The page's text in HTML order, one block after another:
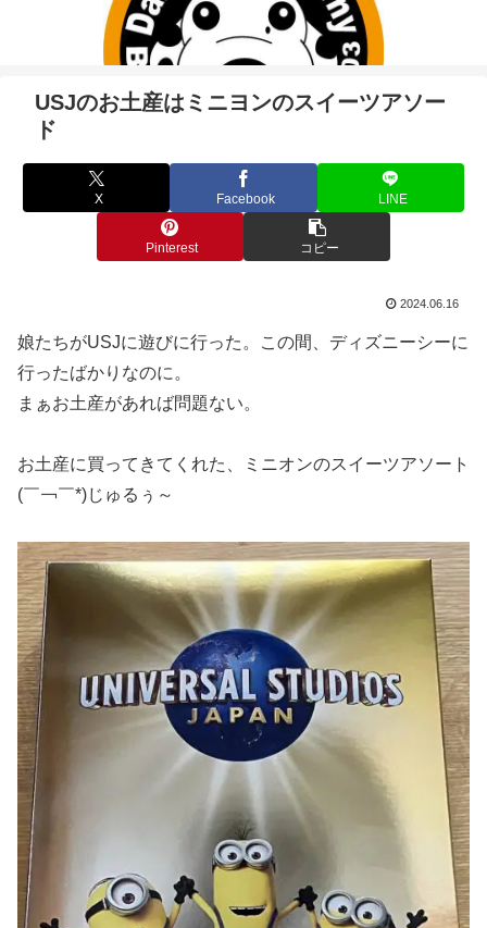
USJのお土産はミニヨンのスイーツアソー
ド
X Facebook LINE
Pinterest コピー
2024.06.16
娘たちがUSJに遊びに行った。この間、ディズニーシーに
行ったばかりなのに。
まぁお土産があれば問題ない。
お土産に買ってきてくれた、ミニオンのスイーツアソート
(￣￢￣*)じゅるぅ～